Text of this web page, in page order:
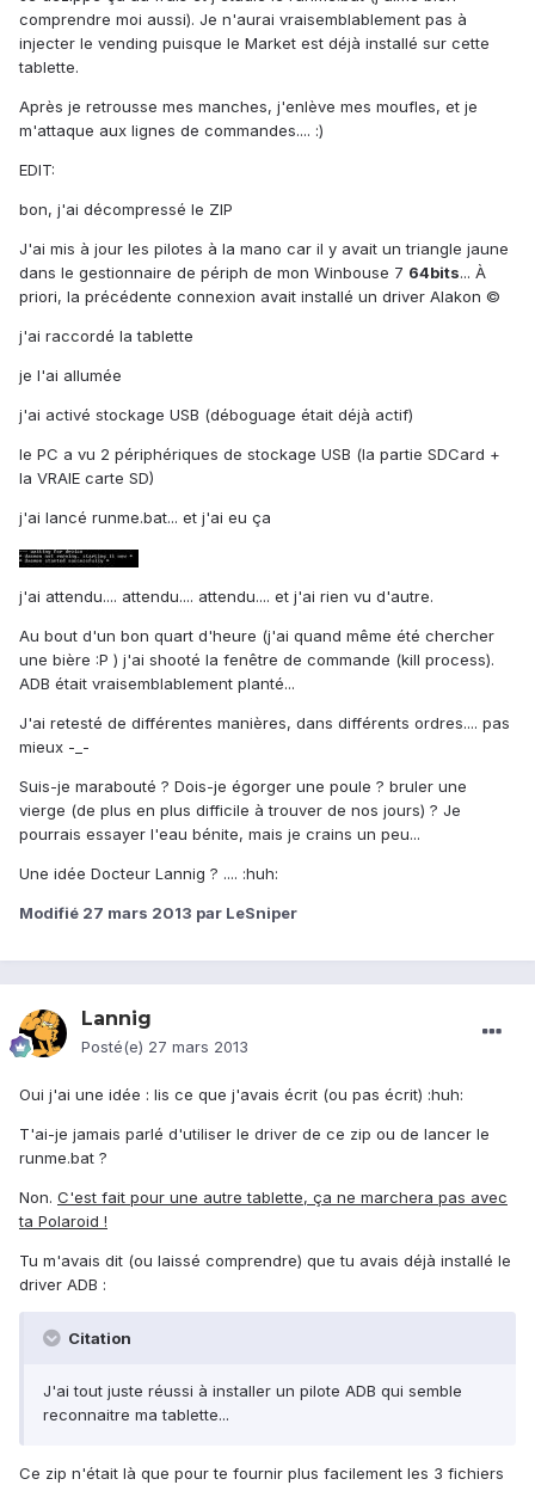
comprendre moi aussi). Je n'aurai vraisemblablement pas à
injecter le vending puisque le Market est déjà installé sur cette
tablette.
Après je retrousse mes manches, j'enlève mes moufles, et je
m'attaque aux lignes de commandes.... :)
EDIT:
bon, j'ai décompressé le ZIP
J'ai mis à jour les pilotes à la mano car il y avait un triangle jaune
dans le gestionnaire de périph de mon Winbouse 7 64bits... À
priori, la précédente connexion avait installé un driver Alakon ©
j'ai raccordé la tablette
je l'ai allumée
j'ai activé stockage USB (déboguage était déjà actif)
le PC a vu 2 périphériques de stockage USB (la partie SDCard +
la VRAIE carte SD)
j'ai lancé runme.bat... et j'ai eu ça
j'ai attendu.... attendu.... attendu.... et j'ai rien vu d'autre.
Au bout d'un bon quart d'heure (j'ai quand même été chercher
une bière :P ) j'ai shooté la fenêtre de commande (kill process).
ADB était vraisemblablement planté...
J'ai retesté de différentes manières, dans différents ordres.... pas
mieux -_-
Suis-je marabouté ? Dois-je égorger une poule ? bruler une
vierge (de plus en plus difficile à trouver de nos jours) ? Je
pourrais essayer l'eau bénite, mais je crains un peu...
Une idée Docteur Lannig ? .... :huh:
Modifié 27 mars 2013 par LeSniper
Lannig
Posté(e) 27 mars 2013
Oui j'ai une idée : lis ce que j'avais écrit (ou pas écrit) :huh:
T'ai-je jamais parlé d'utiliser le driver de ce zip ou de lancer le
runme.bat ?
Non. C'est fait pour une autre tablette, ça ne marchera pas avec
ta Polaroid !
Tu m'avais dit (ou laissé comprendre) que tu avais déjà installé le
driver ADB :
Citation
J'ai tout juste réussi à installer un pilote ADB qui semble
reconnaitre ma tablette...
Ce zip n'était là que pour te fournir plus facilement les 3 fichiers